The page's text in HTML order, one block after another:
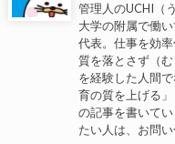
管理人のUCHI（
大学の附属で働
代表。仕事を効
質を落とさず（
を経験した人間
育の質を上げる
の記事を書いて
たい人は、お問い